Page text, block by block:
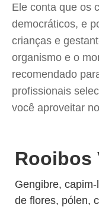
Ele conta que os
democráticos, e
crianças e
organismo e o
recomendado
profissionais
você aproveitar
Rooibos
Gengibre,
de flores, pólen,